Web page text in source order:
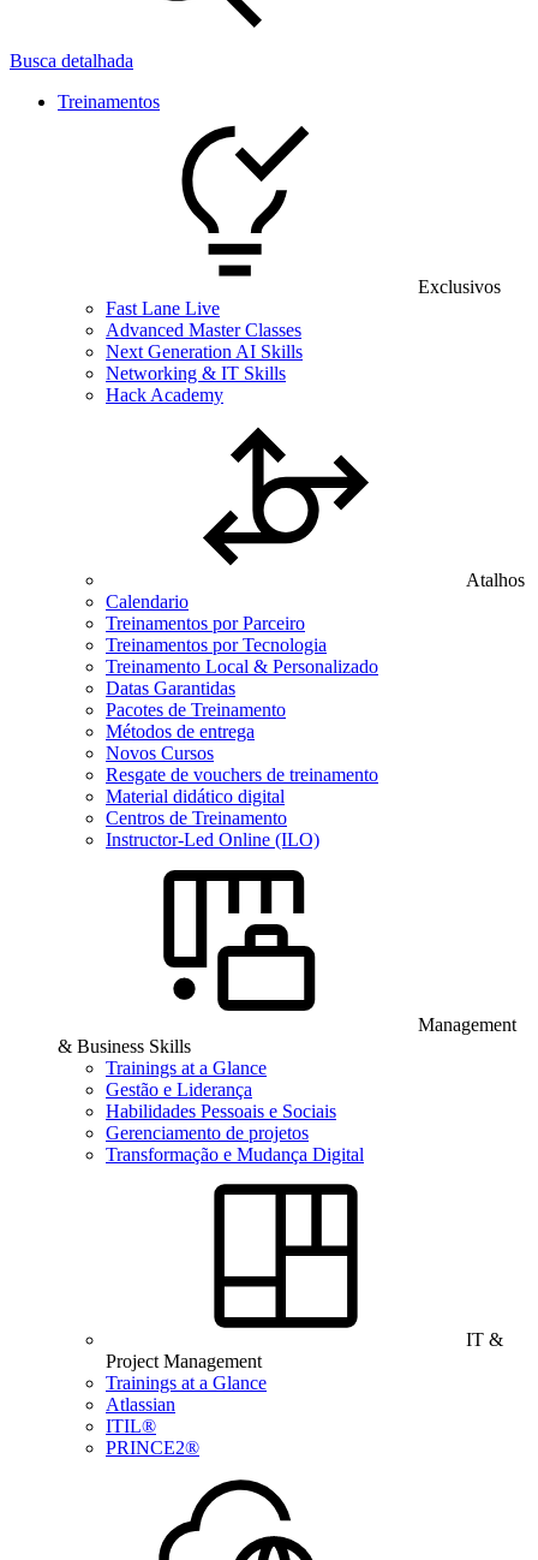
Busca detalhada
Treinamentos
Exclusivos
Fast Lane Live
Advanced Master Classes
Next Generation AI Skills
Networking & IT Skills
Hack Academy
Atalhos
Calendario
Treinamentos por Parceiro
Treinamentos por Tecnologia
Treinamento Local & Personalizado
Datas Garantidas
Pacotes de Treinamento
Métodos de entrega
Novos Cursos
Resgate de vouchers de treinamento
Material didático digital
Centros de Treinamento
Instructor-Led Online (ILO)
Management
& Business Skills
Trainings at a Glance
Gestão e Liderança
Habilidades Pessoais e Sociais
Gerenciamento de projetos
Transformação e Mudança Digital
IT &
Project Management
Trainings at a Glance
Atlassian
ITIL®
PRINCE2®